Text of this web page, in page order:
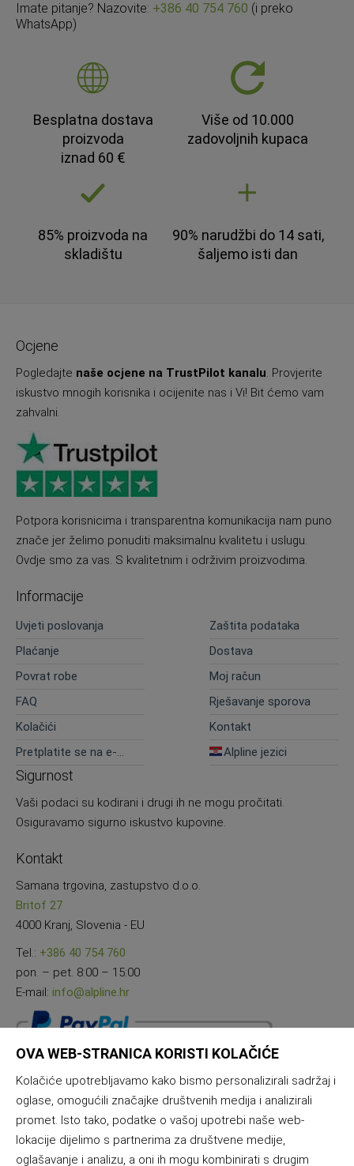
Imate pitanje? Nazovite: +386 40 754 760 (i preko
WhatsApp)
Besplatna dostava
proizvoda
iznad 60 €
Više od 10.000
zadovoljnih kupaca
85% proizvoda na
skladištu
90% narudžbi do 14 sati,
šaljemo isti dan
Ocjene
Pogledajte naše ocjene na TrustPilot kanalu. Provjerite
iskustvo mnogih korisnika i ocijenite nas i Vi! Bit ćemo vam
zahvalni.
Potpora korisnicima i transparentna komunikacija nam puno
znače jer želimo ponuditi maksimalnu kvalitetu i uslugu.
Ovdje smo za vas. S kvalitetnim i održivim proizvodima.
Informacije
Uvjeti poslovanja
Zaštita podataka
Plaćanje
Dostava
Povrat robe
Moj račun
FAQ
Rješavanje sporova
Kolačići
Kontakt
Pretplatite se na e-
Alpline jezici
Sigurnost
Vaši podaci su kodirani i drugi ih ne mogu pročitati.
Osiguravamo sigurno iskustvo kupovine.
Kontakt
Samana trgovina, zastupstvo d.o.o.
Britof 27
4000 Kranj, Slovenia - EU
Tel.: +386 40 754 760
pon. – pet. 8:00 – 15:00
E-mail: info@alpline.hr
OVA WEB-STRANICA KORISTI KOLAČIĆE
Kolačiće upotrebljavamo kako bismo personalizirali sadržaj i
oglase, omogućili značajke društvenih medija i analizirali
promet. Isto tako, podatke o vašoj upotrebi naše web-
lokacije dijelimo s partnerima za društvene medije,
oglašavanje i analizu, a oni ih mogu kombinirati s drugim